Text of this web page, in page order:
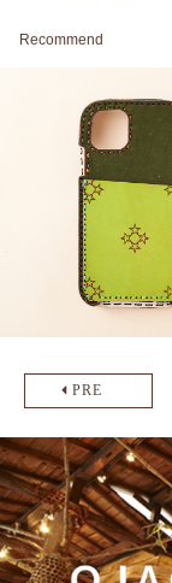
Recommend